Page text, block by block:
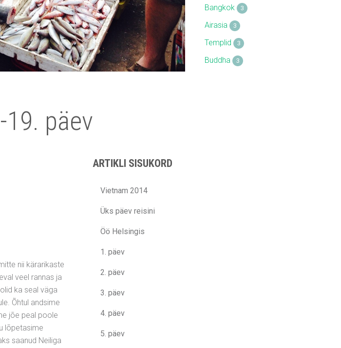
päev
ARTIKLI SISUKORD
Vietnam 2014
Üks päev reisini
Öö Helsingis
1. päev
2. päev
3. päev
4. päev
5. päev
nii kärarikaste
veel rannas ja
ka seal väga
Õhtul andsime
jõe peal poole
lõpetasime
saanud Neiliga
Bangkok 3
Airasia 3
Templid 3
Buddha 3